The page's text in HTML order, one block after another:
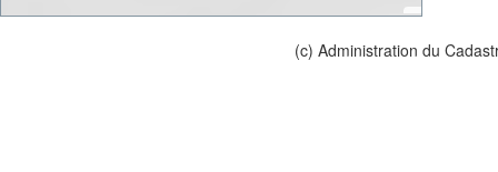
(c) Administration du